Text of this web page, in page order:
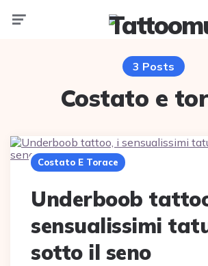
3 Posts
Costato e
Costato E Torace
Underboob
sensualissimi
sotto il seno